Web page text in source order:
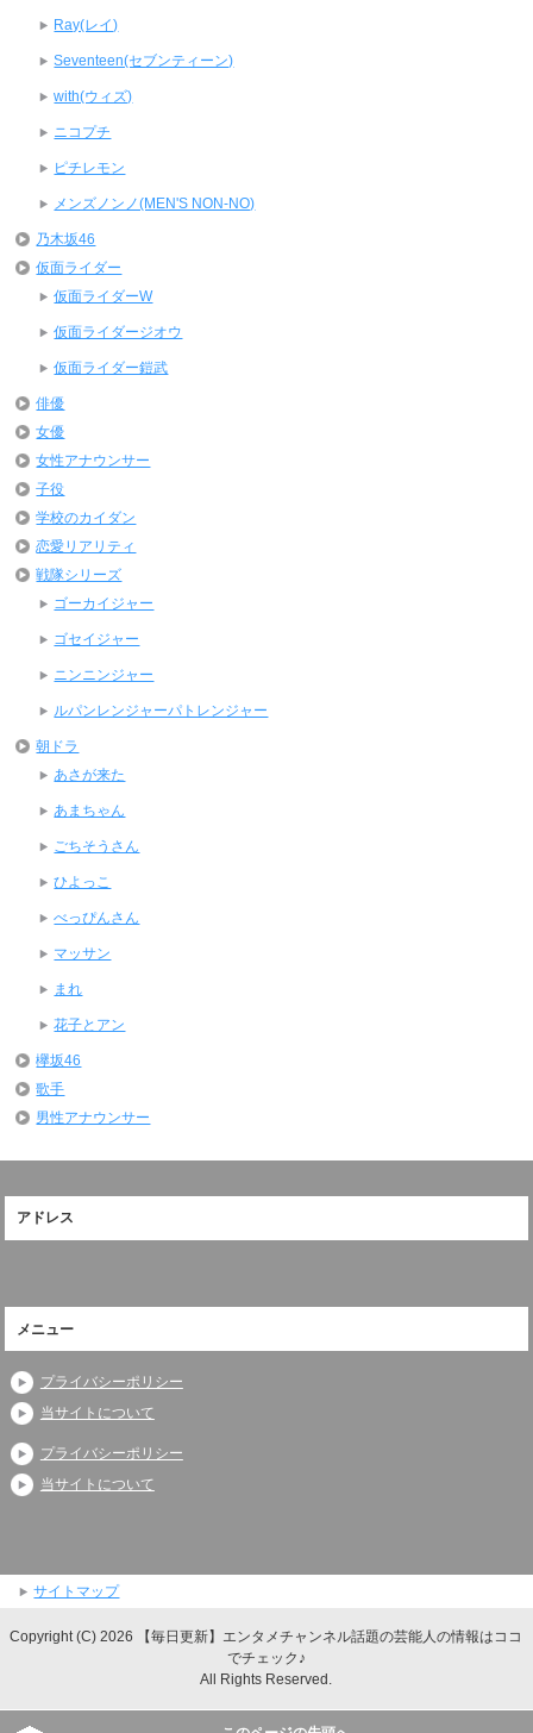
Ray(レイ)
Seventeen(セブンティーン)
with(ウィズ)
ニコプチ
ピチレモン
メンズノンノ(MEN'S NON-NO)
乃木坂46
仮面ライダー
仮面ライダーW
仮面ライダージオウ
仮面ライダー鎧武
俳優
女優
女性アナウンサー
子役
学校のカイダン
恋愛リアリティ
戦隊シリーズ
ゴーカイジャー
ゴセイジャー
ニンニンジャー
ルパンレンジャーパトレンジャー
朝ドラ
あさが来た
あまちゃん
ごちそうさん
ひよっこ
べっぴんさん
マッサン
まれ
花子とアン
欅坂46
歌手
男性アナウンサー
アドレス
メニュー
プライバシーポリシー
当サイトについて
プライバシーポリシー
当サイトについて
サイトマップ
Copyright (C) 2026 【毎日更新】エンタメチャンネル話題の芸能人の情報はココ
でチェック♪
All Rights Reserved.